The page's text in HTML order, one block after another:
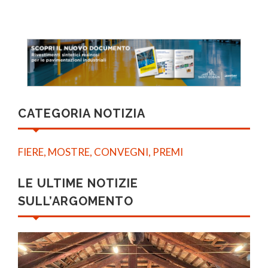
CATEGORIA NOTIZIA
FIERE, MOSTRE, CONVEGNI, PREMI
LE ULTIME NOTIZIE
SULL’ARGOMENTO